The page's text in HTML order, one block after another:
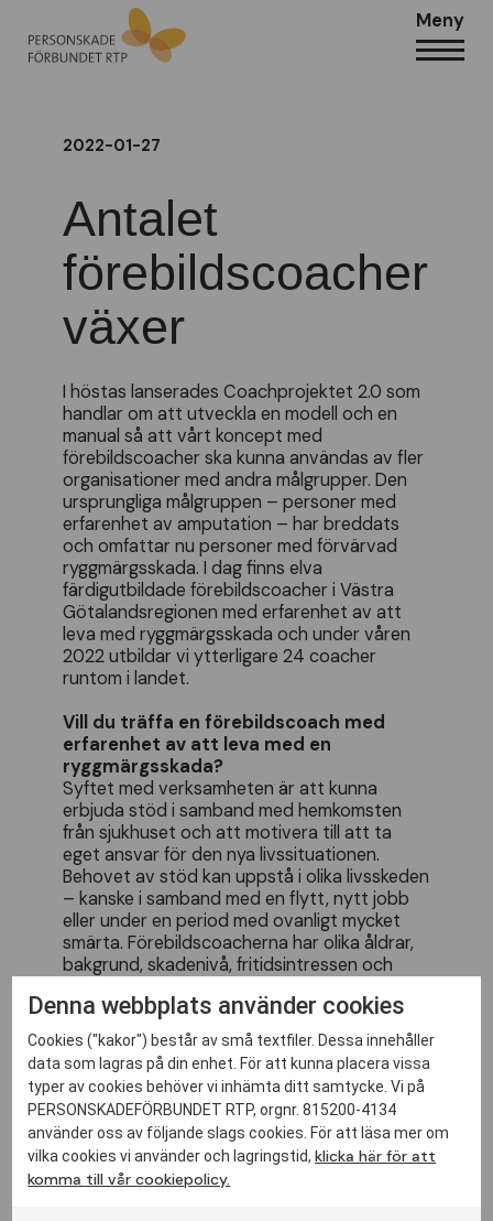
Meny
2022-01-27
Antalet
förebildscoacher
växer
I höstas lanserades Coachprojektet 2.0 som
handlar om att utveckla en modell och en
manual så att vårt koncept med
förebildscoacher ska kunna användas av fler
organisationer med andra målgrupper. Den
ursprungliga målgruppen – personer med
erfarenhet av amputation – har breddats
och omfattar nu personer med förvärvad
ryggmärgsskada. I dag finns elva
färdigutbildade förebildscoacher i Västra
Götalandsregionen med erfarenhet av att
leva med ryggmärgsskada och under våren
2022 utbildar vi ytterligare 24 coacher
runtom i landet.
Vill du träffa en förebildscoach med
erfarenhet av att leva med en
ryggmärgsskada?
Syftet med verksamheten är att kunna
erbjuda stöd i samband med hemkomsten
från sjukhuset och att motivera till att ta
eget ansvar för den nya livssituationen.
Behovet av stöd kan uppstå i olika livsskeden
– kanske i samband med en flytt, nytt jobb
eller under en period med ovanligt mycket
smärta. Förebildscoacherna har olika åldrar,
bakgrund, skadenivå, fritidsintressen och
med en förebildscoach, mötena kan se
antingen fysiskt eller online och allt ni säger
stannar mellan er. Är du intresserad? Fyll i din
intresseanmälanhär:
Vill du träffa en förebildscoach med
erfarenhet av att leva med en
amputation?
Vårt befintliga förebildscoach-nätverk som
byggts upp inom det avslutade
Denna webbplats använder cookies
Cookies ("kakor") består av små textfiler. Dessa innehåller
data som lagras på din enhet. För att kunna placera vissa
typer av cookies behöver vi inhämta ditt samtycke. Vi på
PERSONSKADEFÖRBUNDET RTP, orgnr. 815200-4134
använder oss av följande slags cookies. För att läsa mer om
vilka cookies vi använder och lagringstid,klicka här för att
komma till vår cookiepolicy.